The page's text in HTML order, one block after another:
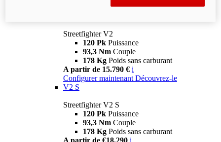
Streetfighter V2
120 Pk Puissance
93,3 Nm Couple
178 Kg Poids sans carburant
A partir de 15.790 € i
Configurer maintenant Découvrez-le
V2 S
Streetfighter V2 S
120 Pk Puissance
93,3 Nm Couple
178 Kg Poids sans carburant
A partir de €18.290 i